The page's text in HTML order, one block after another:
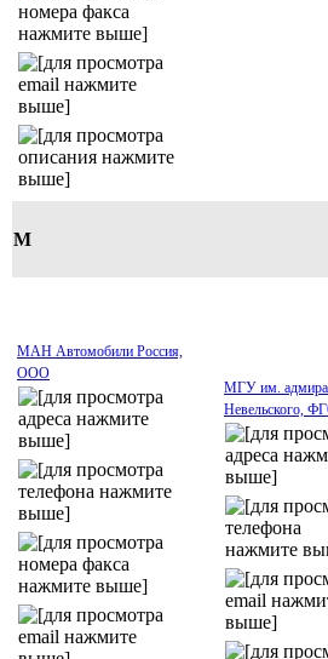
М
МАН Автомобили Россия,
ООО
МГУ им.
Невельского,